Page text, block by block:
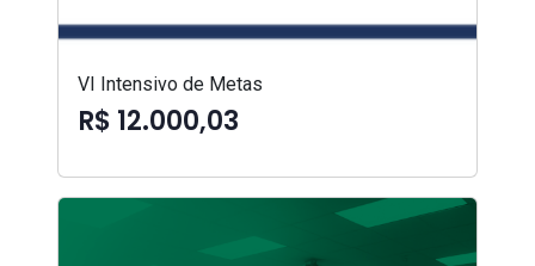
VI Intensivo de Metas
R$ 12.000,03